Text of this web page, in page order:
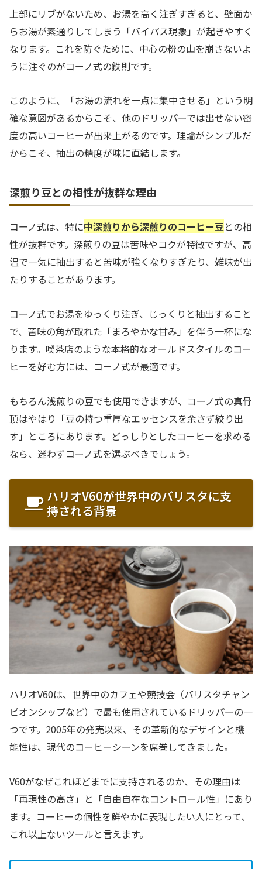
上部にリブがないため、お湯を高く注ぎすぎると、壁面か
らお湯が素通りしてしまう「バイパス現象」が起きやすく
なります。これを防ぐために、中心の粉の山を崩さないよ
うに注ぐのがコーノ式の鉄則です。
このように、「お湯の流れを一点に集中させる」という明
確な意図があるからこそ、他のドリッパーでは出せない密
度の高いコーヒーが出来上がるのです。理論がシンプルだ
からこそ、抽出の精度が味に直結します。
深煎り豆との相性が抜群な理由
コーノ式は、特に中深煎りから深煎りのコーヒー豆との相
性が抜群です。深煎りの豆は苦味やコクが特徴ですが、高
温で一気に抽出すると苦味が強くなりすぎたり、雑味が出
たりすることがあります。
コーノ式でお湯をゆっくり注ぎ、じっくりと抽出すること
で、苦味の角が取れた「まろやかな甘み」を伴う一杯にな
ります。喫茶店のような本格的なオールドスタイルのコー
ヒーを好む方には、コーノ式が最適です。
もちろん浅煎りの豆でも使用できますが、コーノ式の真骨
頂はやはり「豆の持つ重厚なエッセンスを余さず絞り出
す」ところにあります。どっしりとしたコーヒーを求める
なら、迷わずコーノ式を選ぶべきでしょう。
ハリオV60が世界中のバリスタに支
持される背景
ハリオV60は、世界中のカフェや競技会（バリスタチャン
ピオンシップなど）で最も使用されているドリッパーの一
つです。2005年の発売以来、その革新的なデザインと機
能性は、現代のコーヒーシーンを席巻してきました。
V60がなぜこれほどまでに支持されるのか、その理由は
「再現性の高さ」と「自由自在なコントロール性」にあり
ます。コーヒーの個性を鮮やかに表現したい人にとって、
これ以上ないツールと言えます。